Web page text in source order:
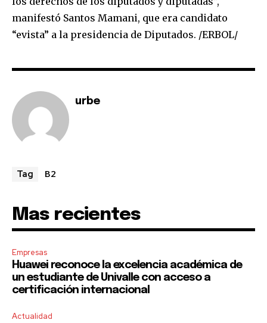
manifestó Santos Mamani, que era candidato
“evista” a la presidencia de Diputados. /ERBOL/
urbe
Tag B2
Mas recientes
Empresas
Huawei reconoce la excelencia académica de
un estudiante de Univalle con acceso a
certificación internacional
Actualidad